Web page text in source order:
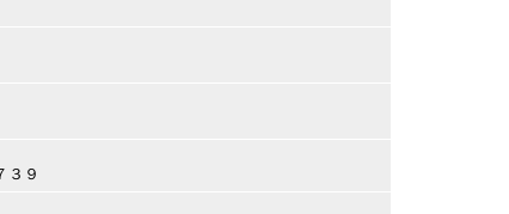
３９